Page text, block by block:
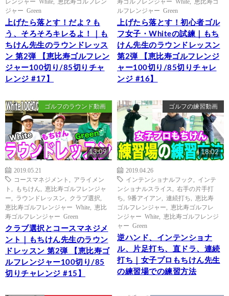
ジャー Green
上げたら落とす！だよ？も
う、そろそろキレるよ！｜も
ちけん先生のラウンドレッス
ン 第2弾 【恵比寿ゴルフレン
ジャー100切り/85切りチャ
レンジ #17】
ルフレンジャー Green
上げたら落とす！初心者ゴル
フ女子・Whiteの試練｜もち
けん先生のラウンドレッスン
第2弾 【恵比寿ゴルフレンジ
ャー100切り/85切りチャレ
ンジ #16】
ゴルフのラウンド動画
13:09
2019.05.21
コースマネジメント
アライメン
ト
もちけん
恵比寿ゴルフレンジャ
ー
ラウンドレッスン クラブ選択
恵比寿ゴルフレンジャー White
恵比
寿ゴルフレンジャー Green
クラブ選択とコースマネジメ
ント｜もちけん先生のラウン
ドレッスン 第2弾 【恵比寿ゴ
ルフレンジャー100切り/85
切りチャレンジ #15】
ゴルフの練習動画
18:02
2019.04.26
インテンショナルフック
インテ
ンショナルスライス
右手の片手打
ち
9番アイアン 連続打ち
恵比寿
ゴルフレンジャー
恵比寿ゴルフレ
ンジャー White
恵比寿ゴルフレンジ
ャー Green
逆ハンド、インテンショナ
ル、片足打ち、直ドラ、連続
打ち｜女子プロもちけん先生
の練習場での練習方法